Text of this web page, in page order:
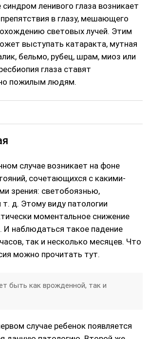
ленивого глаза возникает
в глазу, мешающего
световых лучей. Этим
выступать катаракта, мутная
бельмо, рубец, шрам, миоз или
глаза ставят
пожилым людям.
случае возникает на фоне
сочетающихся с какими-
зрения: светобоязнью,
д. Этому виду патологии
моментальное снижение
И наблюдаться такое падение
так и несколько месяцев. Что
можно прочитать тут.
быть как врожденной, так и
случае ребенок появляется